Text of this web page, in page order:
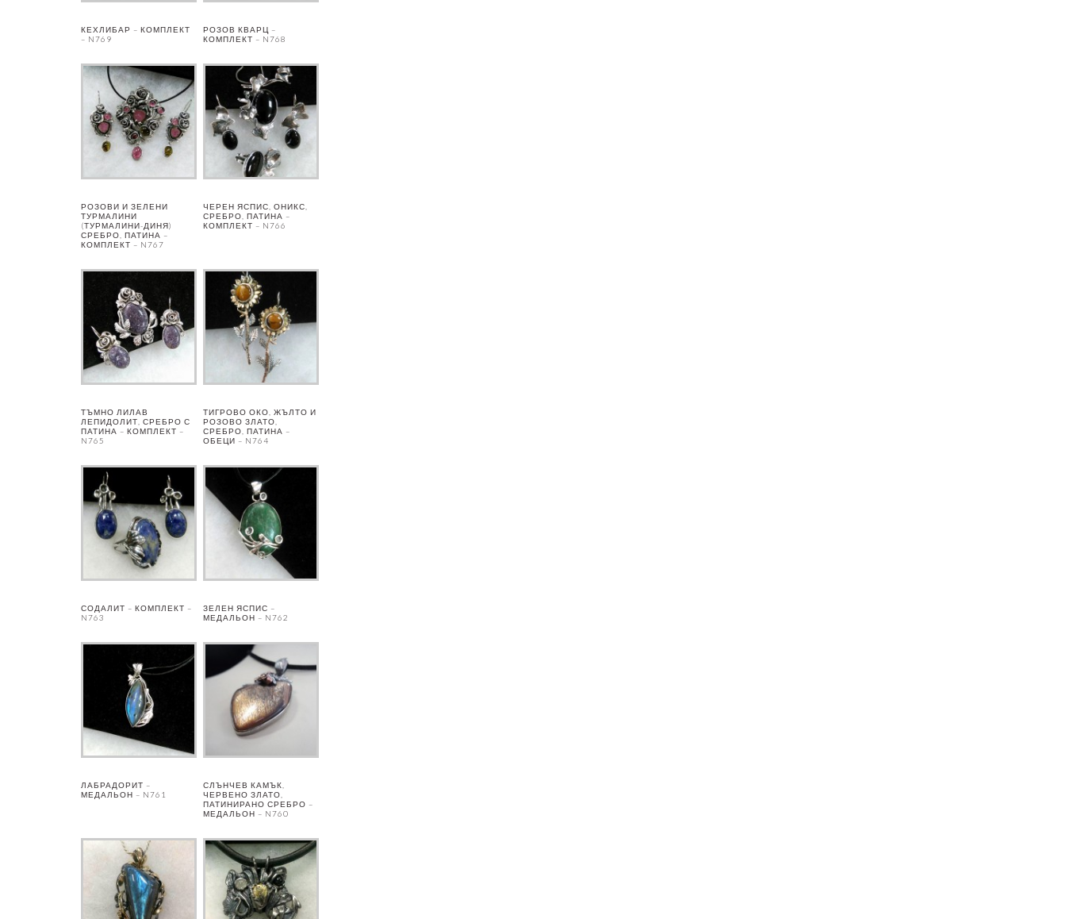
КЕХЛИБАР – КОМПЛЕКТ
– N769
РОЗОВ КВАРЦ –
КОМПЛЕКТ – N768
РОЗОВИ И ЗЕЛЕНИ
ТУРМАЛИНИ
(ТУРМАЛИНИ-ДИНЯ)
СРЕБРО, ПАТИНА –
КОМПЛЕКТ – N767
ЧЕРЕН ЯСПИС, ОНИКС,
СРЕБРО, ПАТИНА –
КОМПЛЕКТ – N766
ТЪМНО ЛИЛАВ
ЛЕПИДОЛИТ, СРЕБРО С
ПАТИНА – КОМПЛЕКТ –
N765
ТИГРОВО ОКО, ЖЪЛТО И
РОЗОВО ЗЛАТО,
СРЕБРО, ПАТИНА –
ОБЕЦИ – N764
СОДАЛИТ – КОМПЛЕКТ –
N763
ЗЕЛЕН ЯСПИС –
МЕДАЛЬОН – N762
ЛАБРАДОРИТ –
МЕДАЛЬОН – N761
СЛЪНЧЕВ КАМЪК,
ЧЕРВЕНО ЗЛАТО,
ПАТИНИРАНО СРЕБРО –
МЕДАЛЬОН – N760